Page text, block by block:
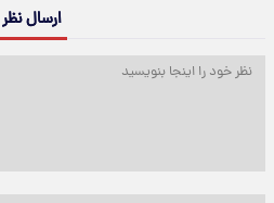
ارسال نظر